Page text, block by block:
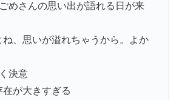
めさんの思い出が語れる日が来
、思いが溢れちゃうから。よか
決意
が大きすぎる